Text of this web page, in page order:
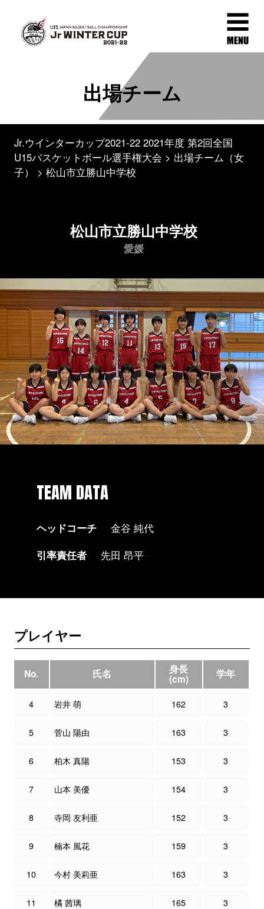
出場チーム
Jr.ウインターカップ2021-22 2021年度 第2回全国
U15バスケットボール選手権大会
出場チーム（女
子）
松山市立勝山中学校
松山市立勝山中学校
愛媛
TEAM DATA
ヘッドコーチ
金谷 純代
引率責任者
先田 昂平
プレイヤー
No. 氏名 身長
(cm) 学年
4 岩井 萌 162 3
5 菅山 陽由 163 3
6 柏木 真陽 153 3
7 山本 美優 154 3
8 寺岡 友利亜 152 3
9 楠本 風花 159 3
10 今村 美莉亜 163 3
11 橘 茜璃 165 3